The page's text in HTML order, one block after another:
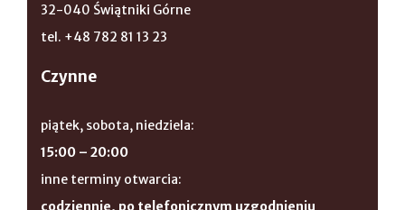
32-040 Świątniki Górne
tel. +48 782 81 13 23
Czynne
piątek, sobota, niedziela:
15:00 – 20:00
inne terminy otwarcia:
codziennie, po telefonicznym uzgodnieniu